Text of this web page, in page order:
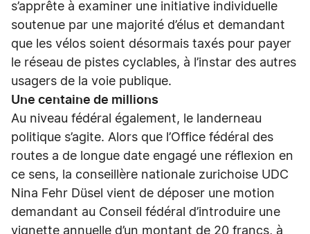
s’apprête à examiner une initiative individuelle
soutenue par une majorité d’élus et demandant
que les vélos soient désormais taxés pour payer
le réseau de pistes cyclables, à l’instar des autres
usagers de la voie publique.
Une centaine de millions
Au niveau fédéral également, le landerneau
politique s’agite. Alors que l’Office fédéral des
routes a de longue date engagé une réflexion en
ce sens, la conseillère nationale zurichoise UDC
Nina Fehr Düsel vient de déposer une motion
demandant au Conseil fédéral d’introduire une
vignette annuelle d’un montant de 20 francs, à